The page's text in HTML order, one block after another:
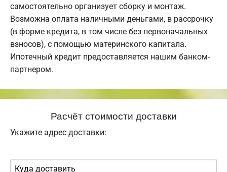
самостоятельно организует сборку и монтаж.
Возможна оплата наличными деньгами, в рассрочку
(в форме кредита, в том числе без первоначальных
взносов), с помощью материнского капитала.
Ипотечный кредит предоставляется нашим банком-
партнером.
Расчёт стоимости доставки
Укажите адрес доставки: